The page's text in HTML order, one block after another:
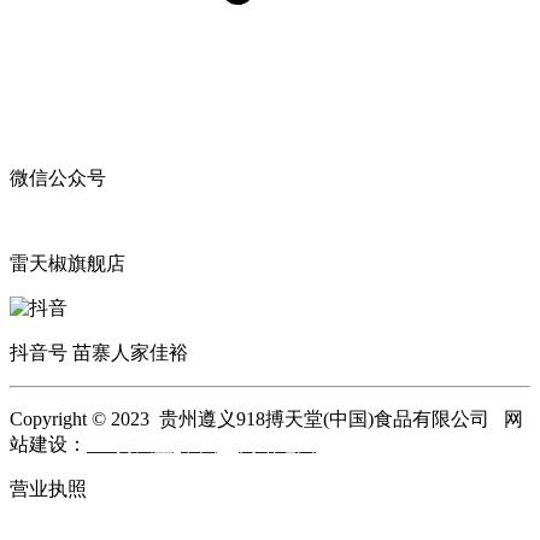
微信公众号
雷天椒旗舰店
抖音号 苗寨人家佳裕
Copyright © 2023 贵州遵义918搏天堂(中国)食品有限公司 网
站建设：
营业执照